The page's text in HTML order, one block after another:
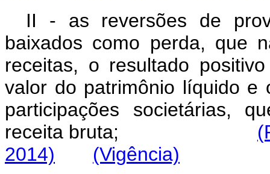
II - as reversões de
baixados como perda, que
receitas, o resultado
valor do patrimônio líquido e
participações societárias,
receita bruta;
2014)
(Vigência)